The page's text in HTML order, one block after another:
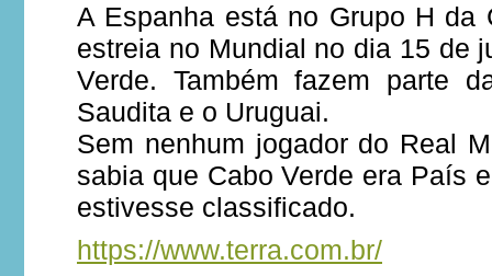
A Espanha está no Grupo H da
estreia no Mundial no dia 15 de
Verde. Também fazem parte
Saudita e o Uruguai.
Sem nenhum jogador do Real
sabia que Cabo Verde era País
estivesse classificado.
https://www.terra.com.br/